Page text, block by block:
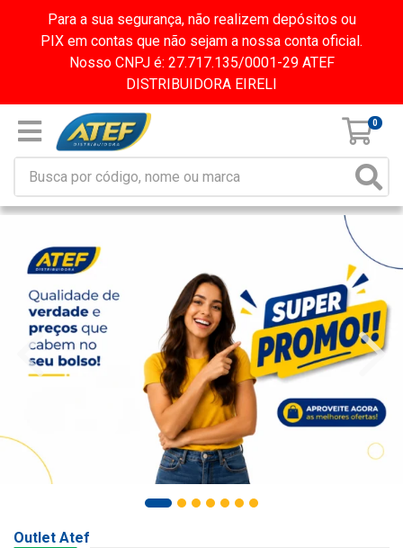
Para a sua segurança, não realizem depósitos ou
PIX em contas que não sejam a nossa conta oficial.
Nosso CNPJ é: 27.717.135/0001-29 ATEF
DISTRIBUIDORA EIRELI
0
Outlet Atef